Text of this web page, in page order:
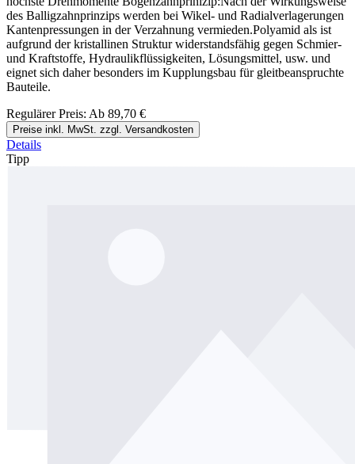
des Balligzahnprinzips werden bei Wikel- und Radialverlagerungen
Kantenpressungen in der Verzahnung vermieden.Polyamid als ist
aufgrund der kristallinen Struktur widerstandsfähig gegen Schmier-
und Kraftstoffe, Hydraulikflüssigkeiten, Lösungsmittel, usw. und
eignet sich daher besonders im Kupplungsbau für gleitbeanspruchte
Bauteile.
Regulärer Preis: Ab 89,70 €
Preise inkl. MwSt. zzgl. Versandkosten
Details
Tipp